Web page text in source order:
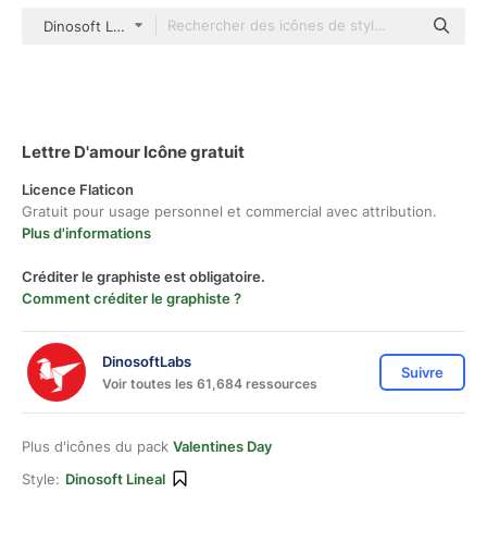
Dinosoft Lineal
Lettre D'amour Icône gratuit
Licence Flaticon
Gratuit pour usage personnel et commercial avec attribution.
Plus d'informations
Créditer le graphiste est obligatoire.
Comment créditer le graphiste ?
DinosoftLabs
Voir toutes les 61,684 ressources
Suivre
Plus d'icônes du pack Valentines Day
Style: Dinosoft Lineal